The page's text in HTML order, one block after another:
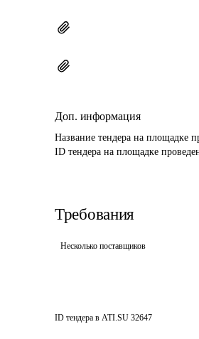
Доп. информация
Название тендера на площадке
ID тендера на площадке
Требования
Несколько поставщиков
ID тендера в ATI.SU 32647